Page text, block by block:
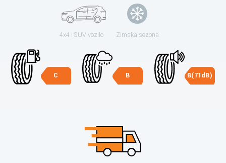
4x4 i SUV vozilo Zimska sezona
C B B(71dB)